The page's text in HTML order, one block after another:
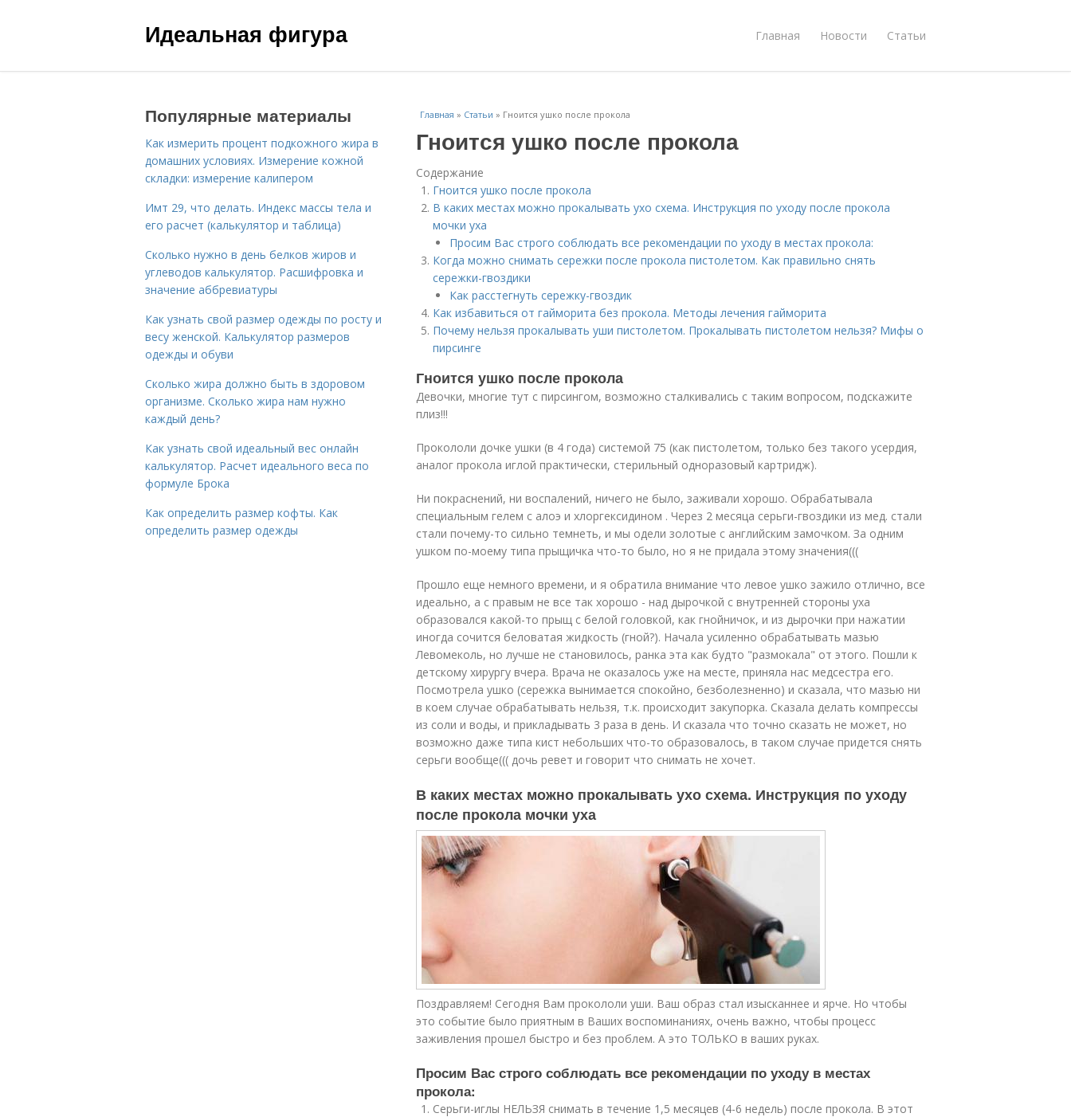
Идеальная фигура Главная Новости Статьи
Главная » Статьи » Гноится ушко после прокола
Гноится ушко после прокола
Содержание
Гноится ушко после прокола
В каких местах можно прокалывать ухо схема. Инструкция по уходу после прокола
мочки уха
Просим Вас строго соблюдать все рекомендации по уходу в местах прокола:
Когда можно снимать сережки после прокола пистолетом. Как правильно снять
сережки-гвоздики
Как расстегнуть сережку-гвоздик
Как избавиться от гайморита без прокола. Методы лечения гайморита
Почему нельзя прокалывать уши пистолетом. Прокалывать пистолетом нельзя? Мифы о
пирсинге
Гноится ушко после прокола
Девочки, многие тут с пирсингом, возможно сталкивались с таким вопросом, подскажите
плиз!!!
Прокололи дочке ушки (в 4 года) системой 75 (как пистолетом, только без такого усердия,
аналог прокола иглой практически, стерильный одноразовый картридж).
Ни покраснений, ни воспалений, ничего не было, заживали хорошо. Обрабатывала
специальным гелем с алоэ и хлоргексидином . Через 2 месяца серьги-гвоздики из мед. стали
стали почему-то сильно темнеть, и мы одели золотые с английским замочком. За одним
ушком по-моему типа прыщичка что-то было, но я не придала этому значения(((
Прошло еще немного времени, и я обратила внимание что левое ушко зажило отлично, все
идеально, а с правым не все так хорошо - над дырочкой с внутренней стороны уха
образовался какой-то прыщ с белой головкой, как гнойничок, и из дырочки при нажатии
иногда сочится беловатая жидкость (гной?). Начала усиленно обрабатывать мазью
Левомеколь, но лучше не становилось, ранка эта как будто "размокала" от этого. Пошли к
детскому хирургу вчера. Врача не оказалось уже на месте, приняла нас медсестра его.
Посмотрела ушко (сережка вынимается спокойно, безболезненно) и сказала, что мазью ни
в коем случае обрабатывать нельзя, т.к. происходит закупорка. Сказала делать компрессы
из соли и воды, и прикладывать 3 раза в день. И сказала что точно сказать не может, но
возможно даже типа кист небольших что-то образовалось, в таком случае придется снять
серьги вообще((( дочь ревет и говорит что снимать не хочет.
В каких местах можно прокалывать ухо схема. Инструкция по уходу
после прокола мочки уха
Поздравляем! Сегодня Вам прокололи уши. Ваш образ стал изысканнее и ярче. Но чтобы
это событие было приятным в Ваших воспоминаниях, очень важно, чтобы процесс
заживления прошел быстро и без проблем. А это ТОЛЬКО в ваших руках.
Просим Вас строго соблюдать все рекомендации по уходу в местах
прокола:
Серьги-иглы НЕЛЬЗЯ снимать в течение 1,5 месяцев (4-6 недель) после прокола. В этот
Популярные материалы
Как измерить процент подкожного жира в
домашних условиях. Измерение кожной
складки: измерение калипером
Имт 29, что делать. Индекс массы тела и
его расчет (калькулятор и таблица)
Сколько нужно в день белков жиров и
углеводов калькулятор. Расшифровка и
значение аббревиатуры
Как узнать свой размер одежды по росту и
весу женской. Калькулятор размеров
одежды и обуви
Сколько жира должно быть в здоровом
организме. Сколько жира нам нужно
каждый день?
Как узнать свой идеальный вес онлайн
калькулятор. Расчет идеального веса по
формуле Брока
Как определить размер кофты. Как
определить размер одежды